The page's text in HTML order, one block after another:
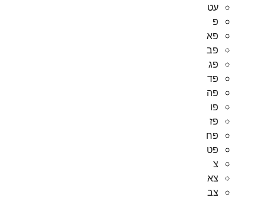
עט
פ
פא
פב
פג
פד
פה
פו
פז
פח
פט
צ
צא
צב